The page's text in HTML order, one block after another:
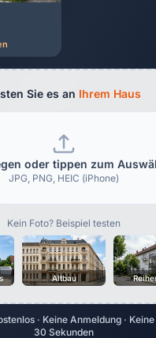
Sie es an Ihrem Haus
oder tippen zum
JPG, PNG, HEIC (iPhone)
Kein Foto? Beispiel testen
Altbau
· Keine Anmeldung · Keine
30 Sekunden